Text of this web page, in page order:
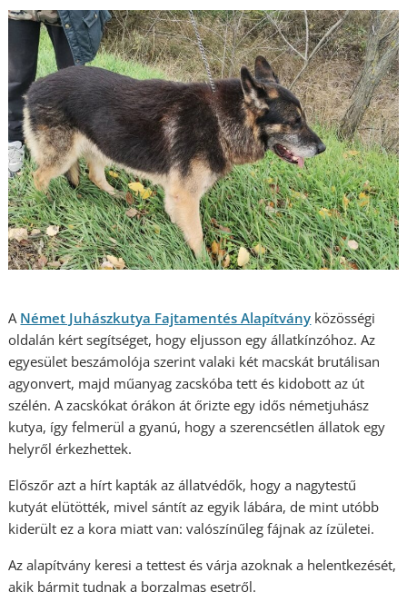
A Német Juhászkutya Fajtamentés Alapítvány közösségi
oldalán kért segítséget, hogy eljusson egy állatkínzóhoz. Az
egyesület beszámolója szerint valaki két macskát brutálisan
agyonvert, majd műanyag zacskóba tett és kidobott az út
szélén. A zacskókat órákon át őrizte egy idős németjuhász
kutya, így felmerül a gyanú, hogy a szerencsétlen állatok egy
helyről érkezhettek.
Előszőr azt a hírt kapták az állatvédők, hogy a nagytestű
kutyát elütötték, mivel sántít az egyik lábára, de mint utóbb
kiderült ez a kora miatt van: valószínűleg fájnak az ízületei.
Az alapítvány keresi a tettest és várja azoknak a helentkezését,
akik bármit tudnak a borzalmas esetről.